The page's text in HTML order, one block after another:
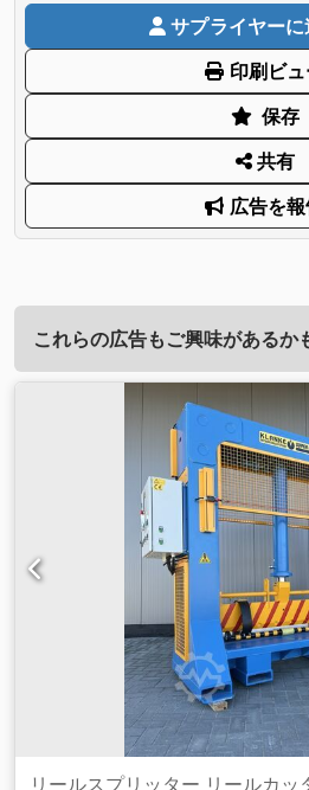
サプライヤー
印刷ビ
保存
共有
広告を
これらの広告もご興味があるか
リールスプリッター リールカッ